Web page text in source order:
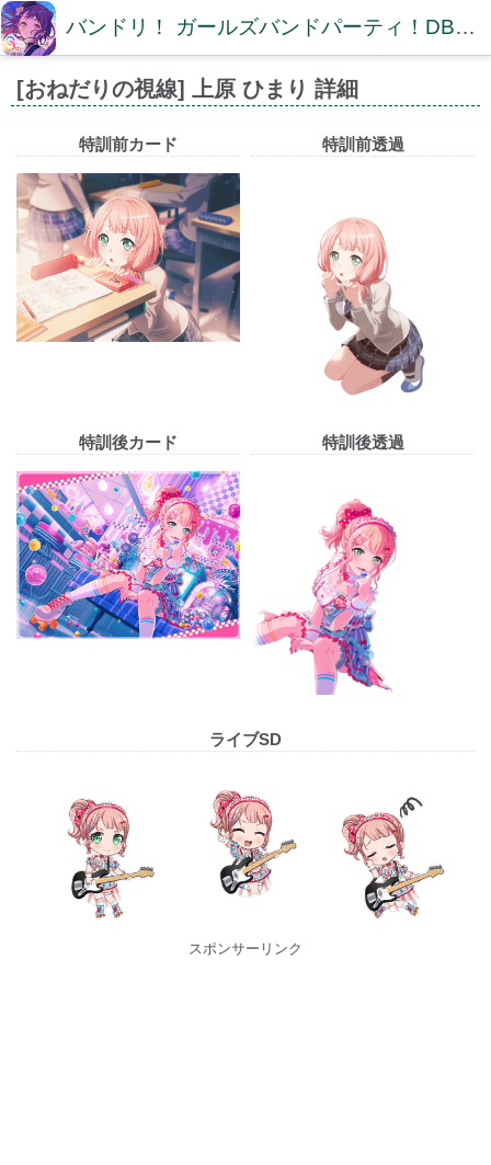
バンドリ！ ガールズバンドパーティ！DB【ガルパDB】
[おねだりの視線] 上原 ひまり 詳細
特訓前カード 特訓前透過
特訓後カード 特訓後透過
ライブSD
スポンサーリンク